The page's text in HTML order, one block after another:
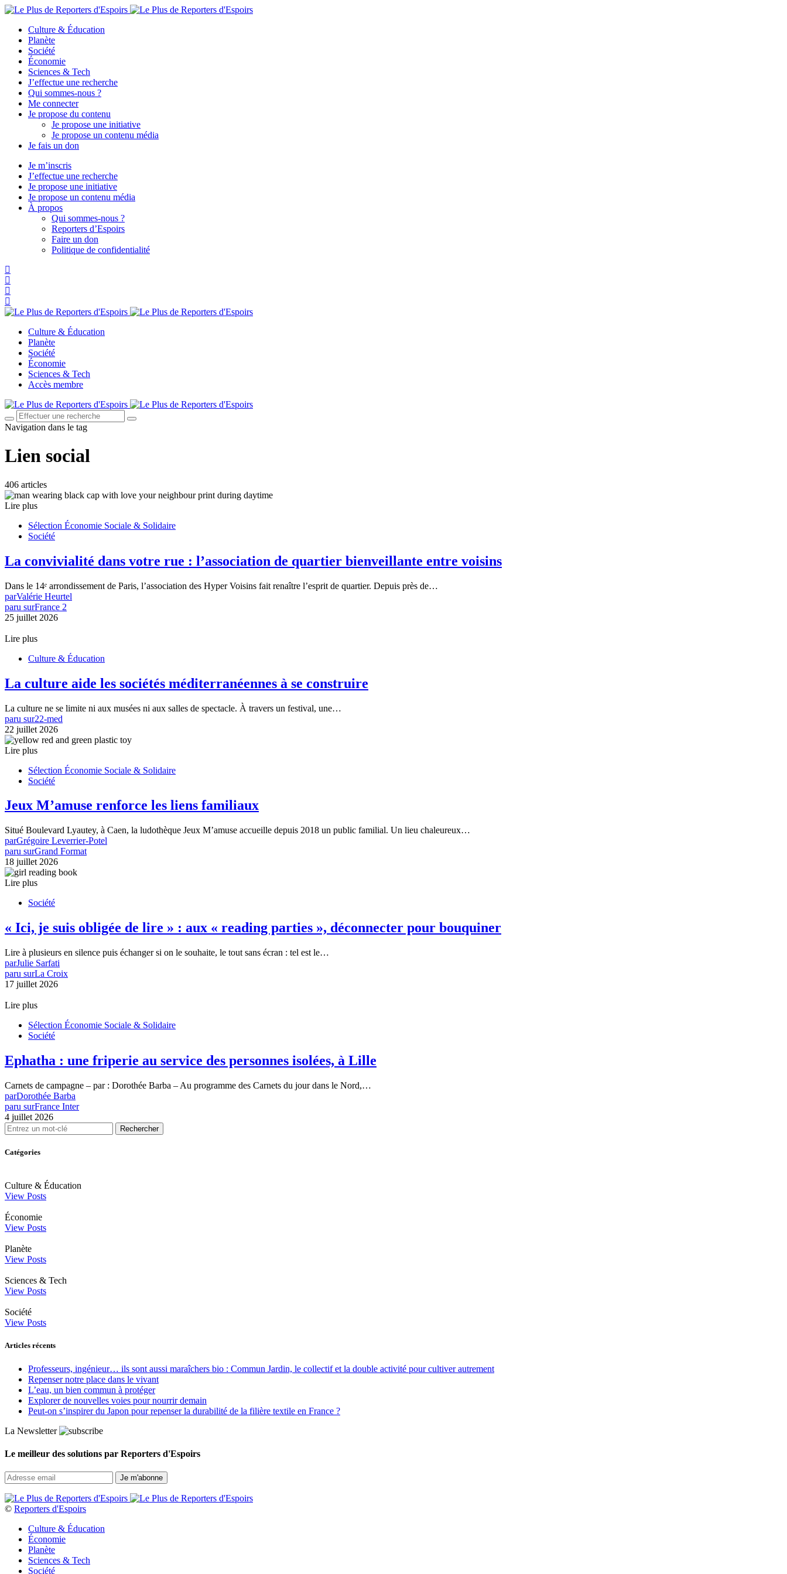
Culture & Éducation
Planète
Société
Économie
Sciences & Tech
J’effectue une recherche
Qui sommes-nous ?
Me connecter
Je propose du contenu
Je propose une initiative
Je propose un contenu média
Je fais un don
Je m’inscris
J’effectue une recherche
Je propose une initiative
Je propose un contenu média
À propos
Qui sommes-nous ?
Reporters d’Espoirs
Faire un don
Politique de confidentialité
Culture & Éducation
Planète
Société
Économie
Sciences & Tech
Accès membre
Navigation dans le tag
Lien social
406 articles
Lire plus
Sélection Économie Sociale & Solidaire
Société
La convivialité dans votre rue : l’association de quartier bienveillante entre voisins
Dans le 14ᵉ arrondissement de Paris, l’association des Hyper Voisins fait renaître l’esprit de quartier. Depuis près de…
parValérie Heurtel
paru surFrance 2
25 juillet 2026
Lire plus
Culture & Éducation
La culture aide les sociétés méditerranéennes à se construire
La culture ne se limite ni aux musées ni aux salles de spectacle. À travers un festival, une…
paru sur22-med
22 juillet 2026
Lire plus
Sélection Économie Sociale & Solidaire
Société
Jeux M’amuse renforce les liens familiaux
Situé Boulevard Lyautey, à Caen, la ludothèque Jeux M’amuse accueille depuis 2018 un public familial. Un lieu chaleureux…
parGrégoire Leverrier-Potel
paru surGrand Format
18 juillet 2026
Lire plus
Société
« Ici, je suis obligée de lire » : aux « reading parties », déconnecter pour bouquiner
Lire à plusieurs en silence puis échanger si on le souhaite, le tout sans écran : tel est le…
parJulie Sarfati
paru surLa Croix
17 juillet 2026
Lire plus
Sélection Économie Sociale & Solidaire
Société
Ephatha : une friperie au service des personnes isolées, à Lille
Carnets de campagne – par : Dorothée Barba – Au programme des Carnets du jour dans le Nord,…
parDorothée Barba
paru surFrance Inter
4 juillet 2026
Rechercher
Catégories
Culture & Éducation
View Posts
Économie
View Posts
Planète
View Posts
Sciences & Tech
View Posts
Société
View Posts
Articles récents
Professeurs, ingénieur… ils sont aussi maraîchers bio : Commun Jardin, le collectif et la double activité pour cultiver autrement
Repenser notre place dans le vivant
L’eau, un bien commun à protéger
Explorer de nouvelles voies pour nourrir demain
Peut‑on s’inspirer du Japon pour repenser la durabilité de la filière textile en France ?
La Newsletter
Le meilleur des solutions par Reporters d'Espoirs
© Reporters d'Espoirs
Culture & Éducation
Économie
Planète
Sciences & Tech
Société